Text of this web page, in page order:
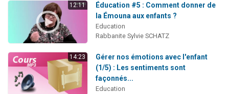
12:11
Éducation #5 : Comment donner de
la Émouna aux enfants ?
Education
Rabbanite Sylvie SCHATZ
14:23
Gérer nos émotions avec l'enfant
(1/5) : Les sentiments sont
façonnés...
Education